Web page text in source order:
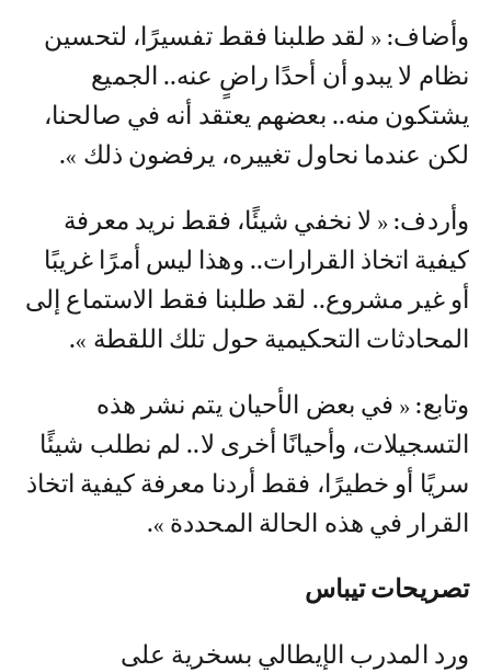
وأضاف: « لقد طلبنا فقط تفسيرًا، لتحسين
نظام لا يبدو أن أحدًا راضٍ عنه.. الجميع
يشتكون منه.. بعضهم يعتقد أنه في صالحنا،
لكن عندما نحاول تغييره، يرفضون ذلك ».
وأردف: « لا نخفي شيئًا، فقط نريد معرفة
كيفية اتخاذ القرارات.. وهذا ليس أمرًا غريبًا
أو غير مشروع.. لقد طلبنا فقط الاستماع إلى
المحادثات التحكيمية حول تلك اللقطة ».
وتابع: « في بعض الأحيان يتم نشر هذه
التسجيلات، وأحيانًا أخرى لا.. لم نطلب شيئًا
سريًا أو خطيرًا، فقط أردنا معرفة كيفية اتخاذ
القرار في هذه الحالة المحددة ».
تصريحات تيباس
ورد المدرب الإيطالي بسخرية على